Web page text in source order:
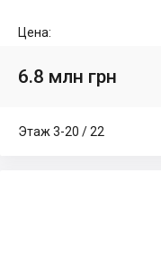
Цена:
6.8 млн грн
Этаж 3-20 / 22